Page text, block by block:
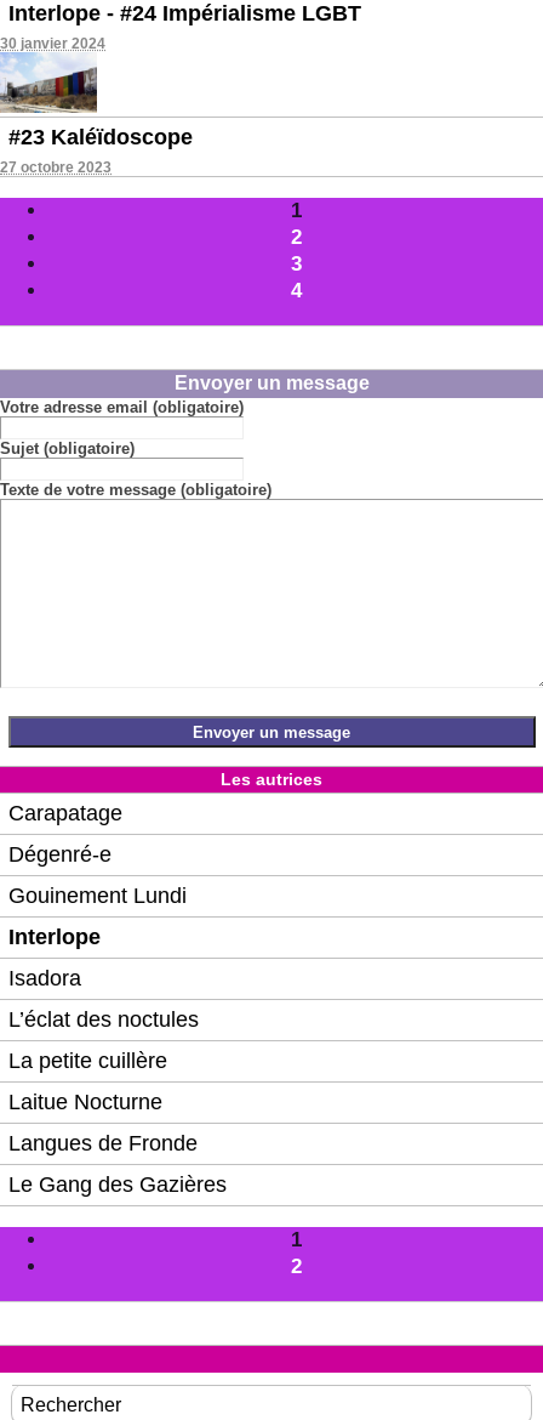
Interlope - #24 Impérialisme LGBT
30 janvier 2024
#23 Kaléïdoscope
27 octobre 2023
1
2
3
4
Envoyer un message
Votre adresse email (obligatoire)
Sujet (obligatoire)
Texte de votre message (obligatoire)
Les autrices
Carapatage
Dégenré-e
Gouinement Lundi
Interlope
Isadora
L’éclat des noctules
La petite cuillère
Laitue Nocturne
Langues de Fronde
Le Gang des Gazières
1
2
Rechercher